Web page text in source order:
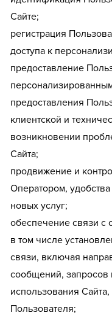
Сайте;
регистрация
доступа к
предоставление
предоставления
клиентской и
возникновении
Сайта;
продвижение и
Оператором,
новых услуг;
обеспечение связи с
в том числе
связи, включая
сообщений,
использования
Пользователя;